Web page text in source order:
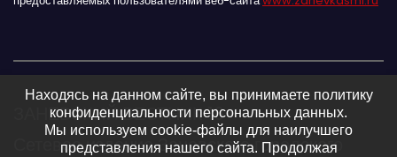
ЗАНЕВСКИЙ ВЕСТНИК 16+
Сетевое издание Заневского городского
Находясь на данном сайте, вы принимаете политику
конфиденциальности персональных данных.
Мы используем cookie-файлы для наилучшего
представления нашего сайта. Продолжая